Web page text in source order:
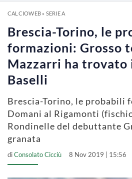
CALCIOWEB» SERIE A
Brescia-Torino, le
formazioni: Grosso
Mazzarri ha
Baselli
Brescia-Torino, le probabili
Domani al Rigamonti
Rondinelle del debuttante
granata
diConsolato Cicciù 8 Nov 2019 | 15:56